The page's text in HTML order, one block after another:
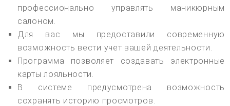
профессионально управлять маникюрным
салоном.
Для вас мы предоставили современную
возможность вести учет вашей деятельности.
Программа позволяет создавать электронные
карты лояльности.
В системе предусмотрена возможность
сохранять историю просмотров.